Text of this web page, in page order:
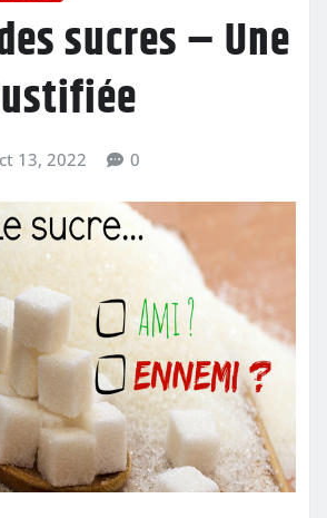
sucres – Une
13, 2022 0